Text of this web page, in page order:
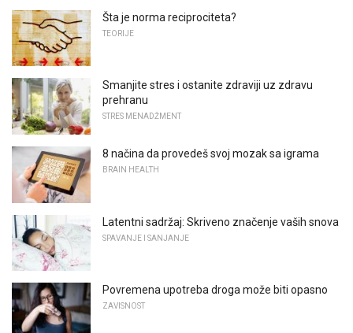
Šta je norma reciprociteta?
TEORIJE
Smanjite stres i ostanite zdraviji uz zdravu
prehranu
STRES MENADŽMENT
8 načina da provedeš svoj mozak sa igrama
BRAIN HEALTH
Latentni sadržaj: Skriveno značenje vaših snova
SPAVANJE I SANJANJE
Povremena upotreba droga može biti opasno
ZAVISNOST